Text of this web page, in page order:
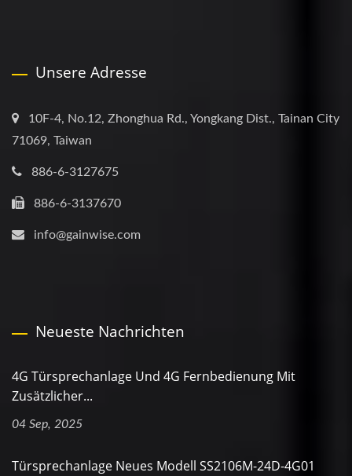
Unsere Adresse
10F-4, No.12, Zhonghua Rd., Yongkang Dist., Tainan City
71069, Taiwan
886-6-3127675
886-6-3137670
info@gainwise.com
Neueste Nachrichten
4G Türsprechanlage Und 4G Fernbedienung Mit
Zusätzlicher...
04 Sep, 2025
Türsprechanlage Neues Modell SS2106M-24D-4G01